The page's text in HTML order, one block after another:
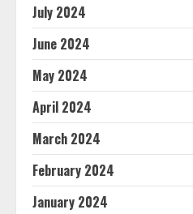
July 2024
June 2024
May 2024
April 2024
March 2024
February 2024
January 2024